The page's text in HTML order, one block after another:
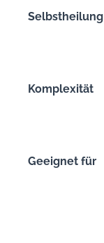
Selbstheilung
Komplexität
Geeignet für